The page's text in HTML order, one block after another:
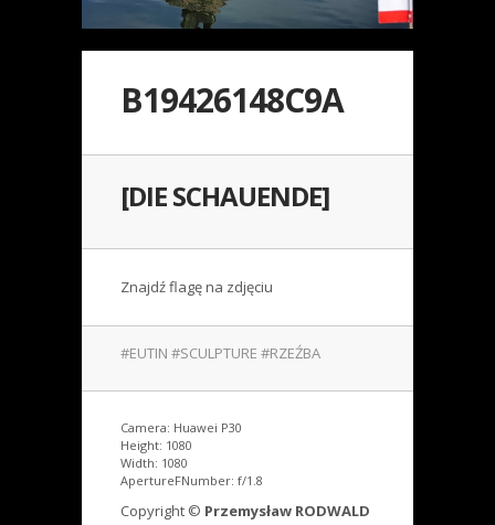
B19426148C9A
[DIE SCHAUENDE]
Znajdź flagę na zdjęciu
#EUTIN #SCULPTURE #RZEŹBA
Camera: Huawei P30
Height: 1080
Width: 1080
ApertureFNumber: f/1.8
Copyright © Przemysław RODWALD